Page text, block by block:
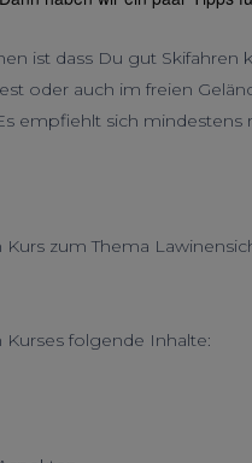
ist dass Du gut Skifahren
oder auch im freien
empfiehlt sich mindestens
zum Thema
folgende Inhalte: